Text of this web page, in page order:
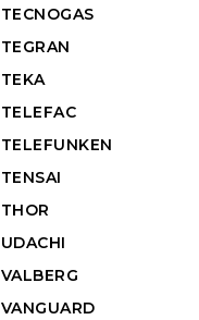
TECNOGAS
TEGRAN
TEKA
TELEFAC
TELEFUNKEN
TENSAI
THOR
UDACHI
VALBERG
VANGUARD